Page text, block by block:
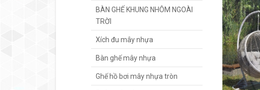
BÀN GHẾ KHUNG NHÔM NGOÀI
TRỜI
Xích đu mây nhựa
Bàn ghế mây nhựa
Ghế hồ bơi mây nhựa tròn